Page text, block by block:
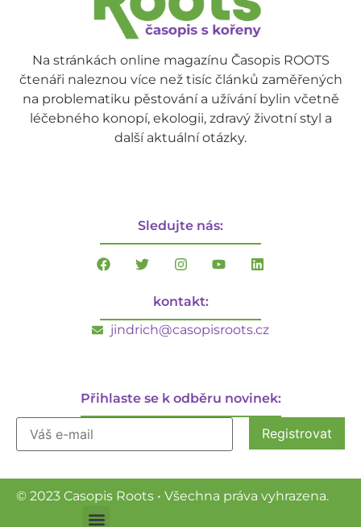
Na stránkách online magazínu Časopis ROOTS
čtenáři naleznou více než tisíc článků zaměřených
na problematiku pěstování a užívání bylin včetně
léčebného konopí, ekologii, zdravý životní styl a
další aktuální otázky.
Sledujte nás:
kontakt:
jindrich@casopisroots.cz
Přihlaste se k odběru novinek:
© 2023 Casopis Roots • Všechna práva vyhrazena.